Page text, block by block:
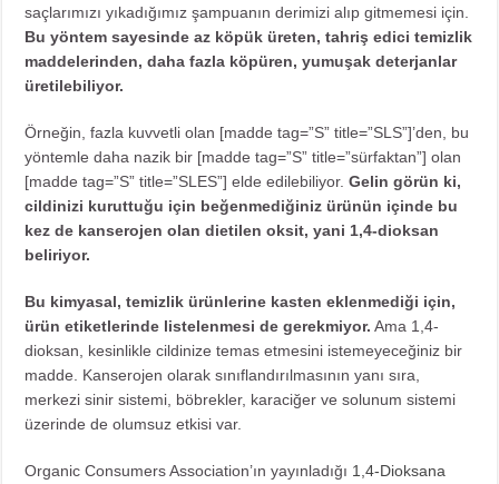
saçlarımızı yıkadığımız şampuanın derimizi alıp gitmemesi için.
Bu yöntem sayesinde az köpük üreten, tahriş edici temizlik
maddelerinden, daha fazla köpüren, yumuşak deterjanlar
üretilebiliyor.
Örneğin, fazla kuvvetli olan [madde tag=”S” title=”SLS”]’den, bu
yöntemle daha nazik bir [madde tag=”S” title=”sürfaktan”] olan
[madde tag=”S” title=”SLES”] elde edilebiliyor.Gelin görün ki,
cildinizi kuruttuğu için beğenmediğiniz ürünün içinde bu
kez de kanserojen olan dietilen oksit, yani 1,4-dioksan
beliriyor.
Bu kimyasal, temizlik ürünlerine kasten eklenmediği için,
ürün etiketlerinde listelenmesi de gerekmiyor. Ama 1,4-
dioksan, kesinlikle cildinize temas etmesini istemeyeceğiniz bir
madde. Kanserojen olarak sınıflandırılmasının yanı sıra,
merkezi sinir sistemi, böbrekler, karaciğer ve solunum sistemi
üzerinde de olumsuz etkisi var.
Organic Consumers Association’ın yayınladığı 1,4-Dioksana